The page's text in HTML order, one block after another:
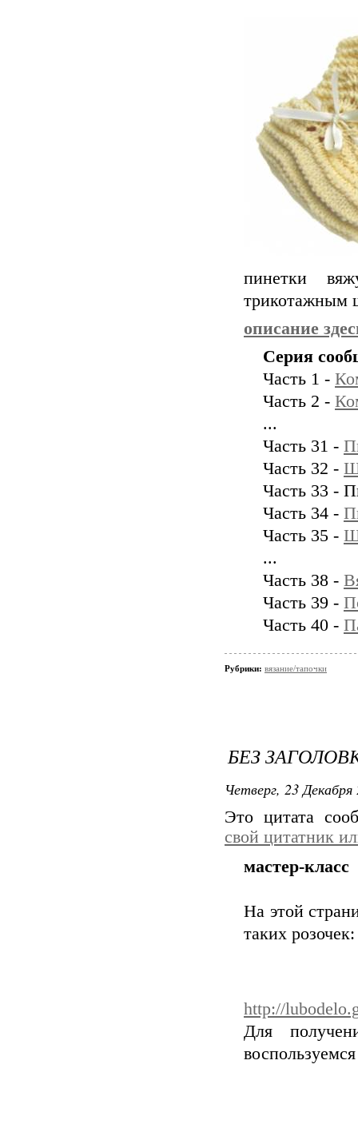
пинетки
трикотажным
описание
Серия
Часть 1 -
Часть 2 -
...
Часть 31 -
Часть 32 -
Часть 33 -
Часть 34 -
Часть 35 -
...
Часть 38 -
Часть 39 -
Часть 40 -
Рубрики: вязание/тапочки
БЕЗ
Четверг, 23
Это цитата
свой цитатник
мастер-класс
На этой
таких розочек:
http://
Для